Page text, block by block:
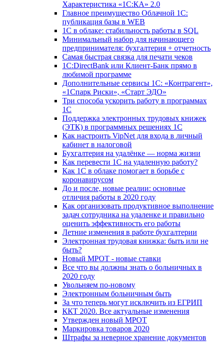
Характеристика «1С:КА» 2.0
Главное преимущество Облачной 1С:
публикация базы в WEB
1С в облаке: стабильность работы в SQL
Минимальный набор для начинающего
предпринимателя: бухгалтерия + отчетность
Самая быстрая связка для печати чеков
1С:DirectBank или Клиент-Банк прямо в
любимой программе
Дополнительные сервисы 1С: «Контрагент»,
«1Спарк Риски», «Старт ЭДО»
Три способа ускорить работу в программах
1С
Поддержка электронных трудовых книжек
(ЭТК) в программных решениях 1С
Как настроить VipNet для входа в личный
кабинет в налоговой
Бухгалтерия на удалёнке — норма жизни
Как перевести 1С на удаленную работу?
Как 1С в облаке помогает в борьбе с
коронавирусом
До и после, новые реалии: основные
отличия работы в 2020 году
Как организовать продуктивное выполнение
задач сотрудника на удаленке и правильно
оценить эффективность его работы
Летние изменения в работе бухгалтерии
Электронная трудовая книжка: быть или не
быть?
Новый МРОТ - новые ставки
Все что вы должны знать о больничных в
2020 году
Увольняем по-новому
Электронным больничным быть
За что теперь могут исключить из ЕГРИП
ККТ 2020. Все актуальные изменения
Утвержден новый МРОТ
Маркировка товаров 2020
Штрафы за неверное хранение документов